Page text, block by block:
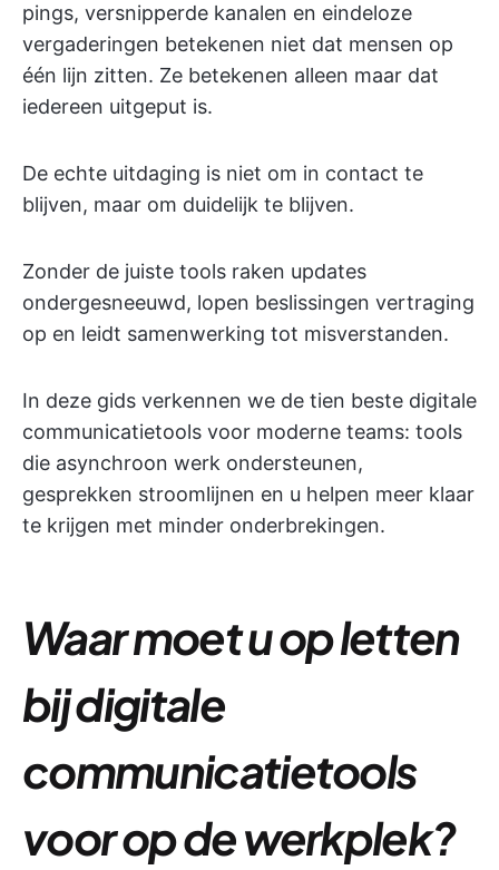
pings, versnipperde kanalen en eindeloze
vergaderingen betekenen niet dat mensen op
één lijn zitten. Ze betekenen alleen maar dat
iedereen uitgeput is.
De echte uitdaging is niet om in contact te
blijven, maar om duidelijk te blijven.
Zonder de juiste tools raken updates
ondergesneeuwd, lopen beslissingen vertraging
op en leidt samenwerking tot misverstanden.
In deze gids verkennen we de tien beste digitale
communicatietools voor moderne teams: tools
die asynchroon werk ondersteunen,
gesprekken stroomlijnen en u helpen meer klaar
te krijgen met minder onderbrekingen.
Waar moet u op letten
bij digitale
communicatietools
voor op de werkplek?